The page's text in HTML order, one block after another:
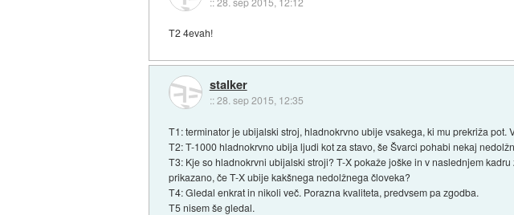
T2 4evah!
stalker
::28. sep 2015, 12:35
T1: terminator je ubijalski stroj, hladnokrvno ubije vsakega, ki mu prekriža pot.
T2: T-1000 hladnokrvno ubija ljudi kot za stavo, še Švarci pohabi nekaj
T3: Kje so hladnokrvni ubijalski stroji? T-X pokaže joške in v naslednjem
prikazano, če T-X ubije kakšnega nedolžnega človeka?
T4: Gledal enkrat in nikoli več. Porazna kvaliteta, predvsem pa zgodba.
T5 nisem še gledal.